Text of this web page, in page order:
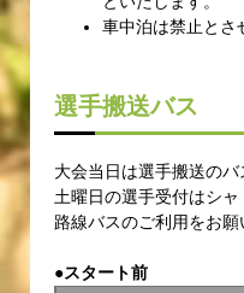
車中泊は禁止とさ
選手搬送バス
大会当日は選手搬送のバ
土曜日の選手受付はシャ
路線バスのご利用をお願
●スタート前